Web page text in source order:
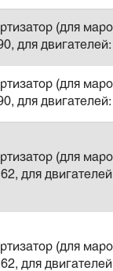
(для
для
(для
для
(для
для
(для
для